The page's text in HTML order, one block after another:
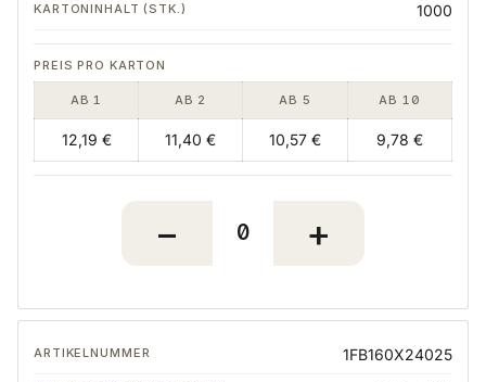
1000
AB 1 AB 2 AB 5 AB 10
12,19 € 11,40 € 10,57 € 9,78 €
1FB160X24025